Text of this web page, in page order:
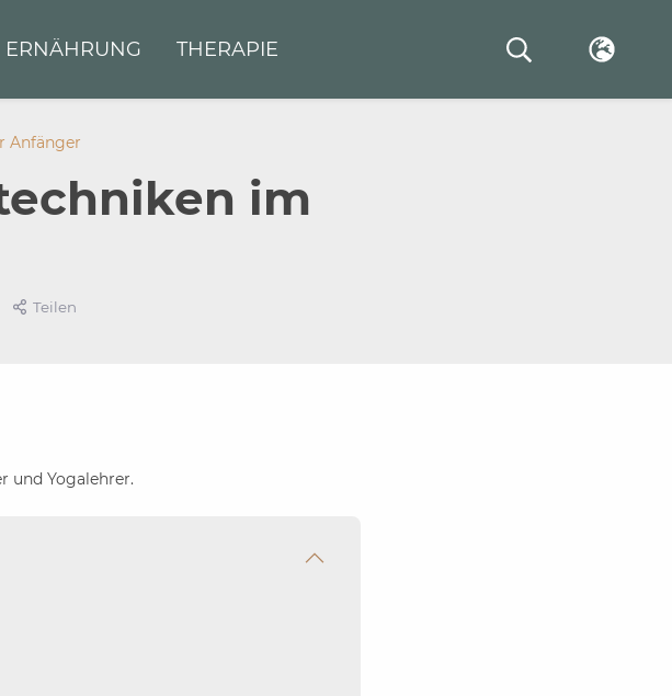
ERNÄHRUNG THERAPIE
Anfänger
im
Teilen
und Yogalehrer.